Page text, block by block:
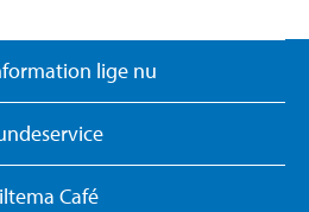
lige nu
Café